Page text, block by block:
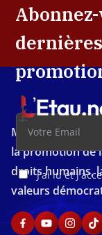
J'ai lu et
Média
la promotion de
droits humains,
valeurs